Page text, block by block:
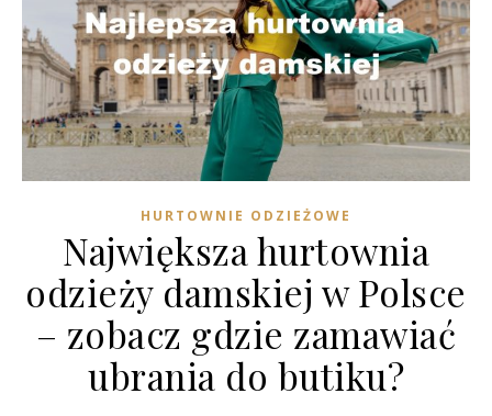
HURTOWNIE ODZIEŻOWE
Największa hurtownia
odzieży damskiej w Polsce
– zobacz gdzie zamawiać
ubrania do butiku?